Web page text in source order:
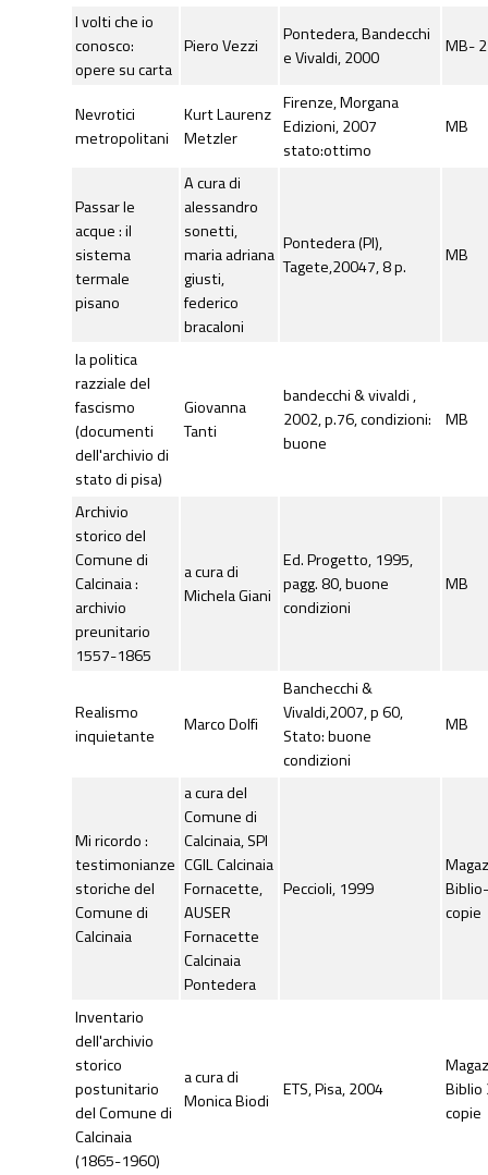
I volti che io
conosco:
opere su carta
Piero Vezzi
Pontedera, Bandecchi
e Vivaldi, 2000
MB-
Nevrotici
metropolitani
Kurt Laurenz
Metzler
Firenze, Morgana
Edizioni, 2007
stato:ottimo
MB
Passar le
acque : il
sistema
termale
pisano
A cura di
alessandro
sonetti,
maria adriana
giusti,
federico
bracaloni
Pontedera (PI),
Tagete,20047, 8 p.
MB
la politica
razziale del
fascismo
(documenti
dell'archivio di
stato di pisa)
Giovanna
Tanti
bandecchi & vivaldi ,
2002, p.76, condizioni:
buone
MB
Archivio
storico del
Comune di
Calcinaia :
archivio
preunitario
1557-1865
a cura di
Michela Giani
Ed. Progetto, 1995,
pagg. 80, buone
condizioni
MB
Realismo
inquietante
Marco Dolfi
Banchecchi &
Vivaldi,2007, p 60,
Stato: buone
condizioni
MB
Mi ricordo :
testimonianze
storiche del
Comune di
Calcinaia
a cura del
Comune di
Calcinaia, SPI
CGIL Calcinaia
Fornacette,
AUSER
Fornacette
Calcinaia
Pontedera
Peccioli, 1999
Magaz
copie
Inventario
dell'archivio
storico
postunitario
del Comune di
Calcinaia
(1865-1960)
a cura di
Monica Biodi
ETS, Pisa, 2004
Magaz
Biblio
copie